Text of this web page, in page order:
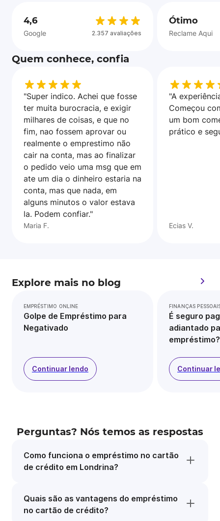
4,6
Google 2.357 avaliações
Ótimo
Reclame Aqui
Quem conhece, confia
"Super indico. Achei que fosse
ter muita burocracia, e exigir
milhares de coisas, e que no
fim, nao fossem aprovar ou
realmente o emprestimo não
cair na conta, mas ao finalizar
o pedido veio uma msg que em
ate um dia o dinheiro estaria na
conta, mas que nada, em
alguns minutos o valor estava
la. Podem confiar."
Maria F.
"A
Começou
um bom
prático e
Ecias V.
Explore mais no blog
EMPRÉSTIMO ONLINE
Golpe de Empréstimo para
Negativado
Continuar lendo
FINANÇAS
É seguro
adiantado
empréstimo?
Continuar
Perguntas? Nós temos as respostas
Como funciona o empréstimo no cartão
de crédito em Londrina?
Quais são as vantagens do empréstimo
no cartão de crédito?